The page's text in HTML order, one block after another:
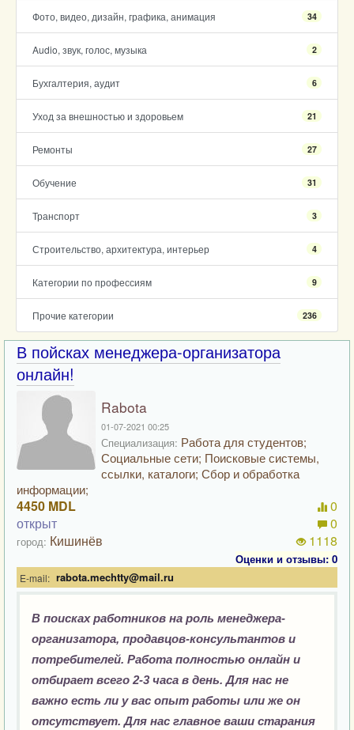
Фото, видео, дизайн, графика, анимация 34
Audio, звук, голос, музыка 2
Бухгалтерия, аудит 6
Уход за внешностью и здоровьем 21
Ремонты 27
Обучение 31
Транспорт 3
Строительство, архитектура, интерьер 4
Категории по профессиям 9
Прочие категории 236
В пойсках менеджера-организатора
онлайн!
Rabota
01-07-2021 00:25
Специализация: Работа для студентов;
Социальные сети; Поисковые системы,
ссылки, каталоги; Сбор и обработка
информации;
4450 MDL
открыт
город: Кишинёв
0
0
1118
Оценки и отзывы: 0
E-mail: rabota.mechtty@mail.ru
В поисках работников на роль менеджера-
организатора, продавцов-консультантов и
потребителей. Работа полностью онлайн и
отбирает всего 2-3 часа в день. Для нас не
важно есть ли у вас опыт работы или же он
отсутствует. Для нас главное ваши старания